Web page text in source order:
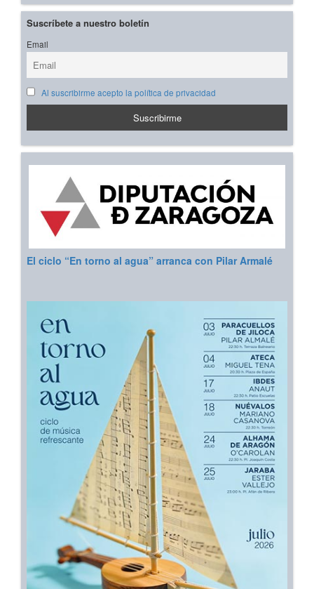
Suscríbete a nuestro boletín
Email
Al suscribirme acepto la política de privacidad
El ciclo “En torno al agua” arranca con Pilar Armalé